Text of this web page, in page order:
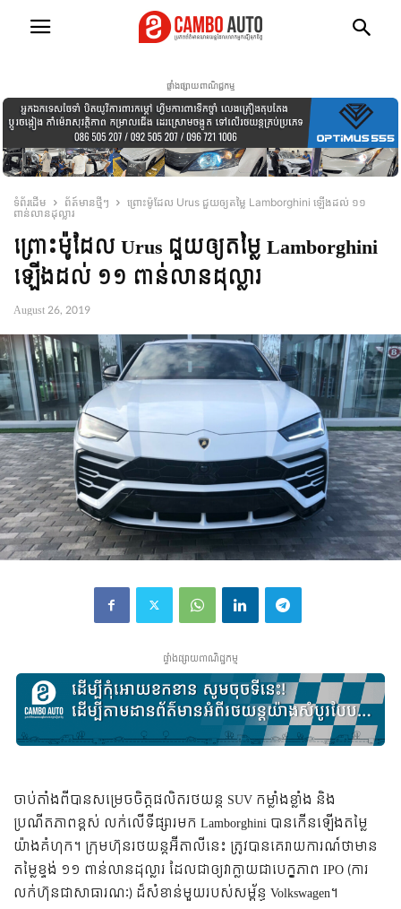
ផ្ទាំងផ្សាយពាណិជ្ជកម្ម
ទំព័រដើម ព័ត៍មានថ្មីៗ
ព្រោះ​ម៉ូដែល​ Urus ជួយ​ឲ្យ​តម្លៃ​ Lamborghini ឡើងដល់ ១១
ពាន់លានដុល្លារ
ព្រោះ​ម៉ូដែល​ Urus ជួយ​ឲ្យ​តម្លៃ​ Lamborghini
ឡើងដល់ ១១ ពាន់លានដុល្លារ
August 26, 2019
ផ្ទាំងផ្សាយពាណិជ្ជកម្ម
ចាប់​តាំង​ពី​បាន​សម្រេច​ចិត្ត​ផលិត​រថយន្ត SUV កម្លាំង​ខ្លាំង និង​
ប្រណីតភាព​ខ្ពស់​ លក់​លើ​ទីផ្សារ​មក Lamborghini បាន​កើន​ឡើង​តម្លៃ​
យ៉ាង​គំហុក។ ក្រុមហ៊ុន​រថយន្ត​អ៊ីតាលី​នេះ ត្រូវ​បាន​គេ​រាយការណ៍​ថា​មាន​
តម្លៃ​​ខ្ទង់ ១១ ពាន់​លាន​ដុល្លារ ដែល​ជា​ឲ្យ​វា​ក្លាយ​ជា​បេក្ខភាព IPO (ការ​
លក់​ហ៊ុន​ជា​សាធារណៈ) ​ដ៏​សំខាន់​មួយ​របស់​សម្ព័ន្ធ Volkswagen។